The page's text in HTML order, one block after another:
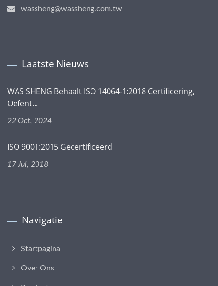
wassheng@wassheng.com.tw
Laatste Nieuws
WAS SHENG Behaalt ISO 14064-1:2018 Certificering,
Oefent...
22 Oct, 2024
ISO 9001:2015 Gecertificeerd
17 Jul, 2018
Navigatie
Startpagina
Over Ons